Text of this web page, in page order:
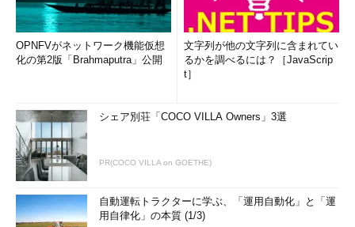
OPNFVがネットワーク機能仮想
化の第2版「Brahmaputra」公開
文字列が他の文字列に含まれてい
るかを調べるには？［JavaScrip
t］
シェア別荘「COCO VILLA Owners」3選
PR(COCO VILLA on GOETHE)
自動運転トラクターに学ぶ、「運用自動化」と「運
用自律化」の本質 (1/3)